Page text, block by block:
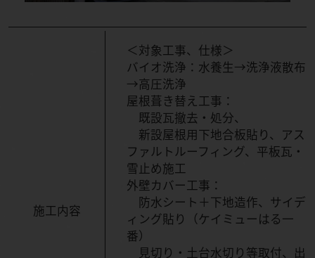
施工内容
＜対象工事、仕様＞
バイオ洗浄：水養生→洗浄液散布
→高圧洗浄
屋根葺き替え工事：
既設瓦撤去・処分、
新設屋根用下地合板貼り、アス
ファルトルーフィング、平板瓦・
雪止め施工
外壁カバー工事：
防水シート＋下地造作、サイデ
ィング貼り（ケイミューはる一
番）
見切り・土台水切り等取付、出